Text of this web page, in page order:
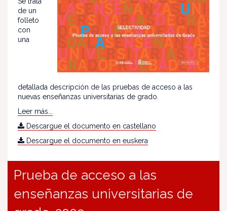
de un
folleto
con
una
detallada descripción de las pruebas de acceso a las
nuevas enseñanzas universitarias de grado.
Leer más...
Descargue el documento en castellano
Descargue el documento en euskera
Prueba de acceso a las
enseñanzas universitarias de